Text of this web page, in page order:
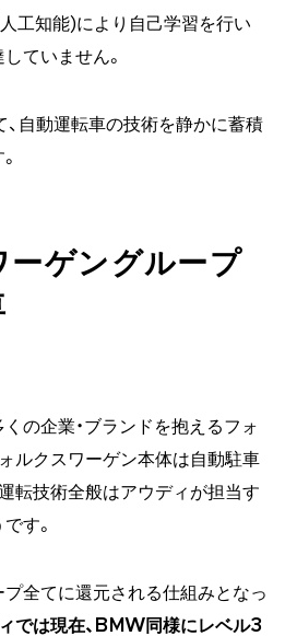
人工知能)により自己学習を行い
ていません。
自動運転車の技術を静かに蓄積
ーゲングループ
の企業・ブランドを抱えるフォ
ルクスワーゲン本体は自動駐車
転技術全般はアウディが担当す
す。
全てに還元される仕組みとなっ
では現在、BMW同様にレベル3